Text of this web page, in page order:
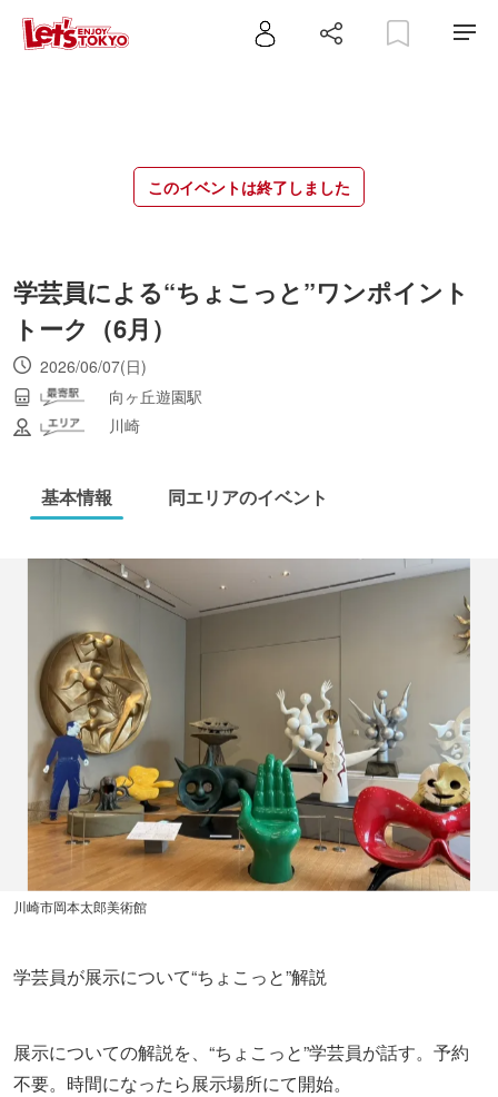
このイベントは終了しました
学芸員による“ちょこっと”ワンポイント
トーク（6月）
2026/06/07(日)
向ヶ丘遊園駅
川崎
基本情報 同エリアのイベント
川崎市岡本太郎美術館
学芸員が展示について“ちょこっと”解説
展示についての解説を、“ちょこっと”学芸員が話す。予約
不要。時間になったら展示場所にて開始。